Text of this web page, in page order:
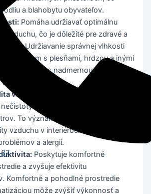
a blahobytu obyvateľov.
Pomáha udržiavať optimálnu
vzduchu, čo je dôležité pre zdravé a
Udržiavanie správnej vlhkosti
problémom s plesňami, hrdzou a inými
spojenými s nadmernou vlhkosťou
vzduchu:
z ovzdušia pomocou
To významne prispieva k
vzduchu v interiéroch a znižuje riziko
a alergií.
Poskytuje komfortné
a zvyšuje efektivitu
Komfortné a pohodlné prostredie
môže zvýšiť výkonnosť a